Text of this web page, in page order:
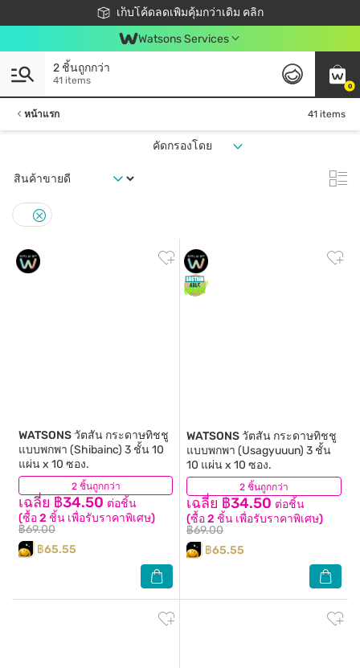
เก็บโค้ดลดเพิ่มคุ้มกว่าเดิม คลิก
ชอปออนไลน์ครั้งแรก ลดเพิ่มจุก ๆ 10%! 🎉
📦ส่งฟรี! เมื่อชอป 499฿
สมาชิกวัตสัน คลับดียังไง?
Watsons Services
0
2 ชิ้นถูกกว่า
41 items
หน้าแรก 41 items
คัดกรองโดย
2 ชิ้นถูกกว่า
WATSONS วัตสัน กระดาษทิชชู
แบบพกพา (Shibainc) 3 ชั้น 10
แผ่น x 10 ซอง.
เฉลี่ย ฿34.50 ต่อชิ้น
(ซื้อ 2 ชิ้น เพื่อรับราคาพิเศษ)
฿69.00
฿65.55
(4) 2 ชิ้นถูกกว่า
WATSONS วัตสัน กระดาษทิชชู
แบบพกพา (Usagyuuun) 3 ชั้น
10 แผ่น x 10 ซอง.
เฉลี่ย ฿34.50 ต่อชิ้น
(ซื้อ 2 ชิ้น เพื่อรับราคาพิเศษ)
฿69.00
฿65.55
(161)